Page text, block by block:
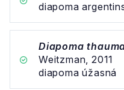
diapoma
Diapoma
Weitzman, 2011
diapoma úžasná